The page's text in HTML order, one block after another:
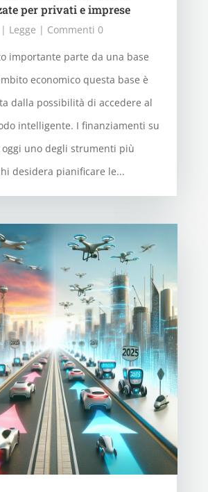
per privati e imprese
| Legge | Commenti 0
importante parte da una base
economico questa base è
dalla possibilità di accedere al
intelligente. I finanziamenti su
oggi uno degli strumenti più
desidera pianificare le...